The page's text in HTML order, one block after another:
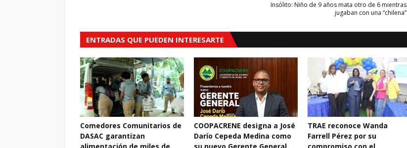
Insólito: Niño de 9 años mata otro de 6 mientras
jugaban con una “chilena”
ENTRADAS QUE PUEDEN INTERESARTE
Comedores Comunitarios de
DASAC garantizan
COOPACRENE designa a José
Darío Cepeda Medina como
TRAE reconoce Wanda
Farrell Pérez por su